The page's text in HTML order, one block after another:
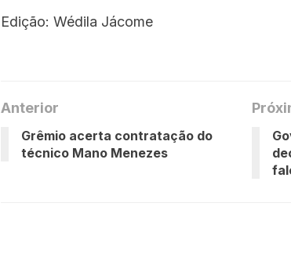
Edição: Wédila Jácome
Anterior
Grêmio acerta contratação do
técnico Mano Menezes